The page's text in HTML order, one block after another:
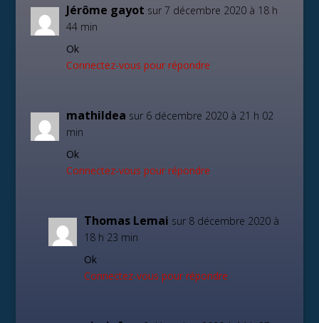
Jérôme gayot sur 7 décembre 2020 à 18 h
44 min
Ok
Connectez-vous pour répondre
mathildea sur 6 décembre 2020 à 21 h 02
min
Ok
Connectez-vous pour répondre
Thomas Lemai sur 8 décembre 2020 à
18 h 23 min
Ok
Connectez-vous pour répondre